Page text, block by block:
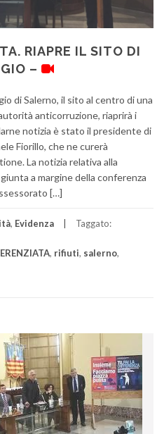
RIAPRE IL SITO DI
–
di Salerno, il sito al centro di una
anticorruzione, riaprirà i
notizia è stato il presidente di
Fiorillo, che ne curerà
La notizia relativa alla
a margine della conferenza
[…]
, Evidenza Taggato:
, rifiuti, salerno,